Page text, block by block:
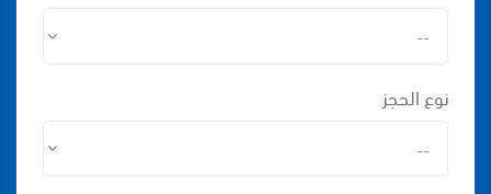
نوع الحجز